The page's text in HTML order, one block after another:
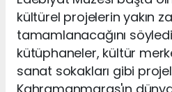
kültürel projelerin yakın
tamamlanacağını
kütüphaneler, kültür
sanat sokakları gibi